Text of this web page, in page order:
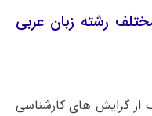
رشته زبان عربی
از گرایش های کارشناسی